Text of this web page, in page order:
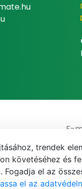
E-
trendek
követéséhez és
Fogadja el az
el az